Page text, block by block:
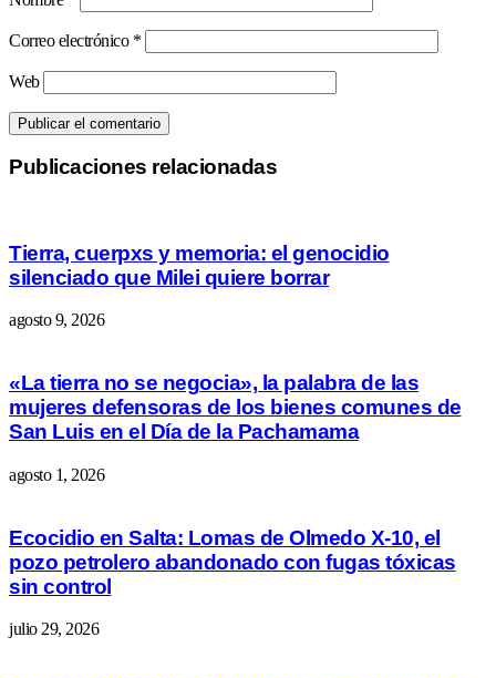
Correo electrónico *
Web
Publicaciones relacionadas
Tierra, cuerpxs y memoria: el genocidio
silenciado que Milei quiere borrar
agosto 9, 2026
«La tierra no se negocia», la palabra de las
mujeres defensoras de los bienes comunes de
San Luis en el Día de la Pachamama
agosto 1, 2026
Ecocidio en Salta: Lomas de Olmedo X-10, el
pozo petrolero abandonado con fugas tóxicas
sin control
julio 29, 2026